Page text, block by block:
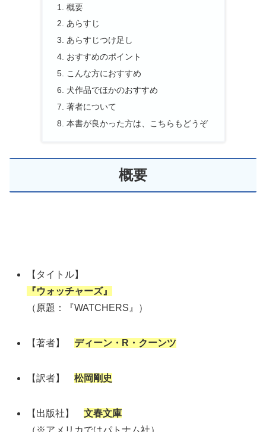
概要
あらすじ
あらすじつけ足し
おすすめのポイント
こんな方におすすめ
犬作品でほかのおすすめ
著者について
本書が良かった方は、こちらもどうぞ
概要
【タイトル】
『ウォッチャーズ』
（原題：『WATCHERS』）
【著者】 ディーン・R・クーンツ
【訳者】松岡剛史
【出版社】文春文庫